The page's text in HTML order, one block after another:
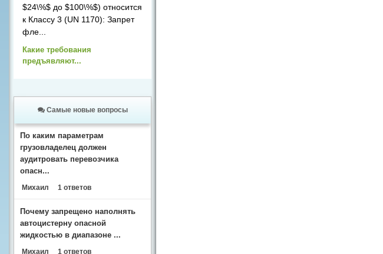
$24\%$ до $100\%$) относится
к Классу 3 (UN 1170): Запрет
фле...
Какие требования
предъявляют...
Самые новые вопросы
По каким параметрам
грузовладелец должен
аудитровать перевозчика
опасн...
Михаил 1 ответов
Почему запрещено наполнять
автоцистерну опасной
жидкостью в диапазоне ...
Михаил 1 ответов